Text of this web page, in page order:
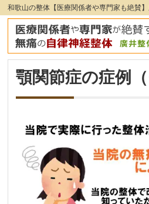
和歌山の整体【医療関係者や専門家も絶賛
顎関節症の症例（